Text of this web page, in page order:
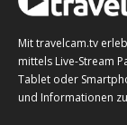
Mit travelcam.tv
mittels Live-Stream
Tablet oder
und Informationen